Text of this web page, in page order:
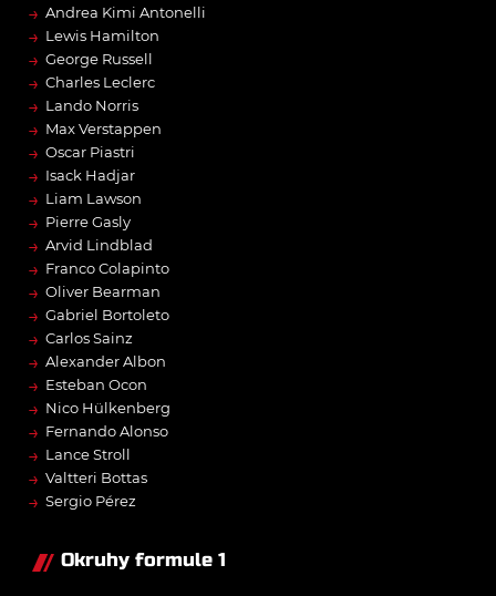
→ Andrea Kimi Antonelli
→ Lewis Hamilton
→ George Russell
→ Charles Leclerc
→ Lando Norris
→ Max Verstappen
→ Oscar Piastri
→ Isack Hadjar
→ Liam Lawson
→ Pierre Gasly
→ Arvid Lindblad
→ Franco Colapinto
→ Oliver Bearman
→ Gabriel Bortoleto
→ Carlos Sainz
→ Alexander Albon
→ Esteban Ocon
→ Nico Hülkenberg
→ Fernando Alonso
→ Lance Stroll
→ Valtteri Bottas
→ Sergio Pérez
Okruhy formule 1